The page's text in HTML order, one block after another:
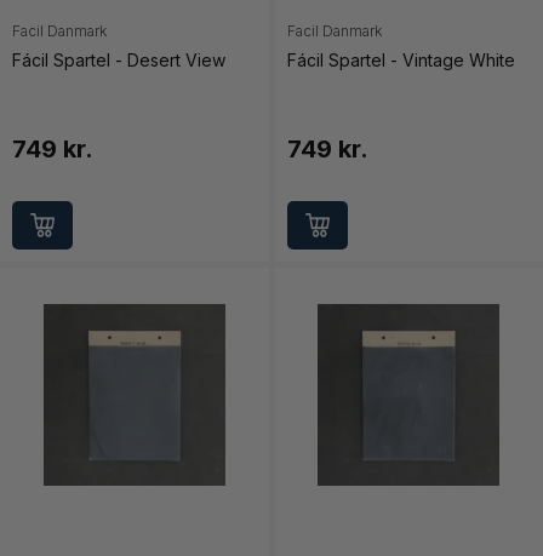
Facil Danmark
Fácil Spartel - Desert View
749 kr.
Facil Danmark
Fácil Spartel - Vintage White
749 kr.